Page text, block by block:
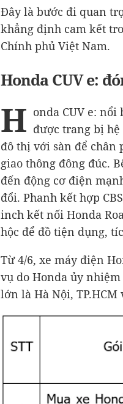
Đây là bước đi quan
khẳng định cam kết
Chính phủ Việt Nam.
Honda CUV e:
H onda CUV e:
được trang bị
đô thị với sàn để
giao thông đông đúc.
đến động cơ điện
đổi. Phanh kết hợp
inch kết nối Honda
hộc để đồ tiện dụng,
Từ 4/6, xe máy điện
vụ do Honda ủy
lớn là Hà Nội, TP.HCM